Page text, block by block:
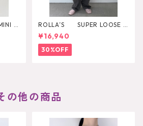
D
ROLLA’S SUPER LOOSE B
LACK STONE
¥16,940
30%OFF
の他の商品